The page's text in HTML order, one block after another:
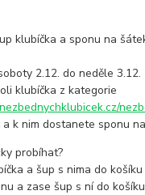
klubíčka a sponu na
2.12. do neděle 3.12.
klubíčka z kategorie
a k nim dostanete sponu
probíhat?
a šup s nima do košíku
a zase šup s ní do košíku